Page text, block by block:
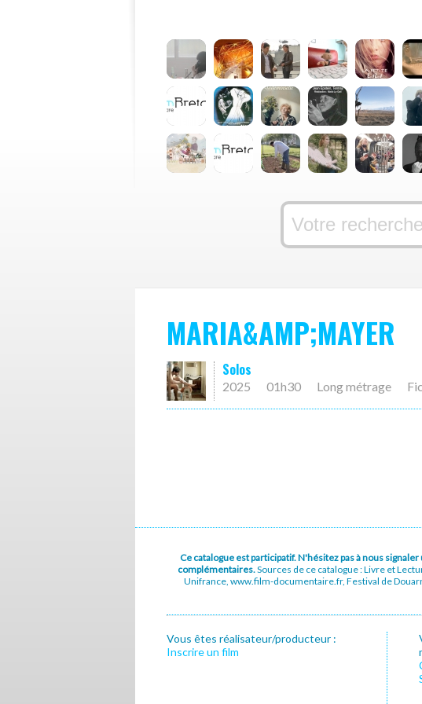
MARIA&AMP;MAYER
Solos
2025 01h30 Long métrage
Ce catalogue est participatif. N'hésitez pas à nous
complémentaires.Sources de ce catalogue : Livre et
Unifrance, www.film-documentaire.fr, Festival de
Vous êtes réalisateur/producteur :
Inscrire un film